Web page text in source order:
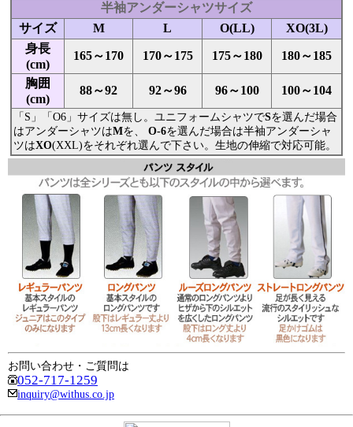
半袖アンダーシャツサイズ
サイズ
M L O(LL)
XO(3L)
身長
(cm)
165～170 170～175 175～180 180～185
胸囲
(cm)
88～92 92～96 96～100 100～104
「S」「O6」サイズは無し。ユニフォームシャツでSを選んだ場合
はアンダーシャツはMを、 O-6を選んだ場合は半袖アンダーシャ
ツはXO(XXL)をそれぞれ選んで下さい。生地の伸縮で対応可能。
お問い合わせ・ご質問は
052-717-1259
inquiry@withus.co.jp